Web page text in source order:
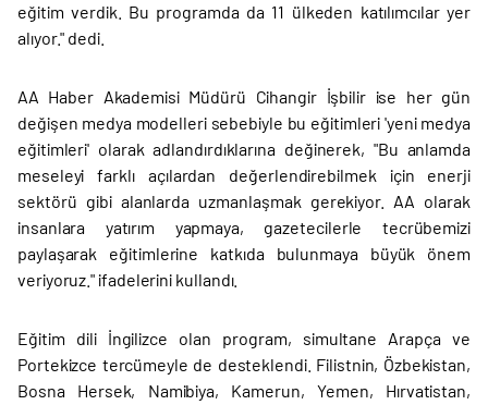
eğitim verdik. Bu programda da 11 ülkeden katılımcılar yer
alıyor." dedi.
AA Haber Akademisi Müdürü Cihangir İşbilir ise her gün
değişen medya modelleri sebebiyle bu eğitimleri 'yeni medya
eğitimleri' olarak adlandırdıklarına değinerek, "Bu anlamda
meseleyi farklı açılardan değerlendirebilmek için enerji
sektörü gibi alanlarda uzmanlaşmak gerekiyor. AA olarak
insanlara yatırım yapmaya, gazetecilerle tecrübemizi
paylaşarak eğitimlerine katkıda bulunmaya büyük önem
veriyoruz." ifadelerini kullandı.
Eğitim dili İngilizce olan program, simultane Arapça ve
Portekizce tercümeyle de desteklendi. Filistnin, Özbekistan,
Bosna Hersek, Namibiya, Kamerun, Yemen, Hırvatistan,